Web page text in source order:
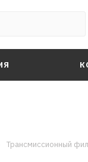
Трансмиссионный